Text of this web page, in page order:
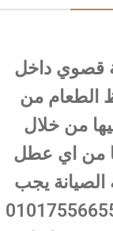
قصوي داخل
الطعام من
من خلال
من اي عطل
يجب
علي رقم صيانة ال جي 01017556655